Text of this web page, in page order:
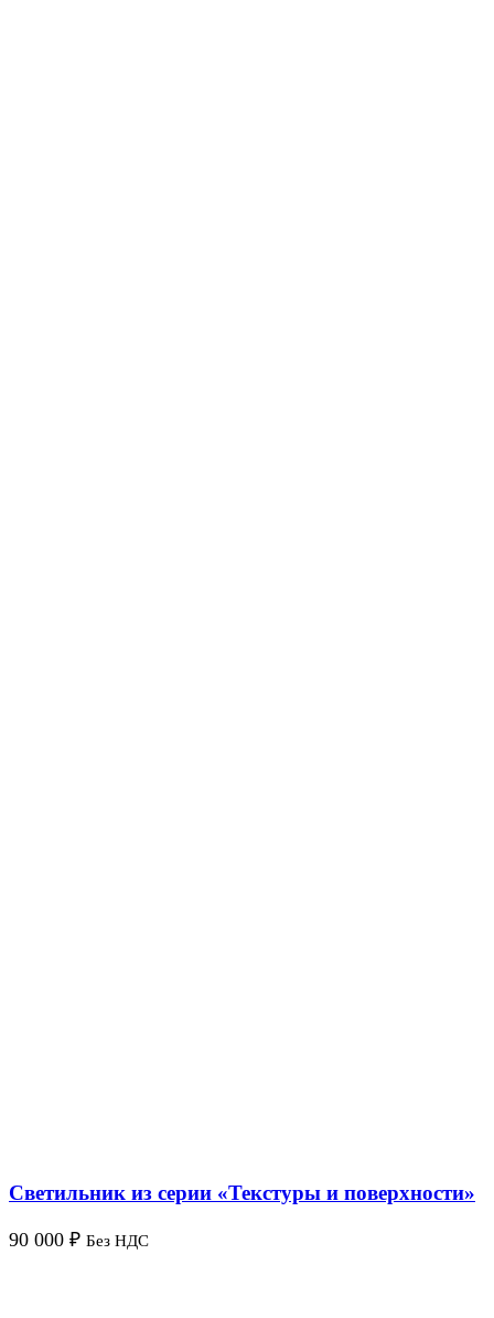
Светильник из серии «Текстуры и поверхности»
90 000 ₽ Без НДС